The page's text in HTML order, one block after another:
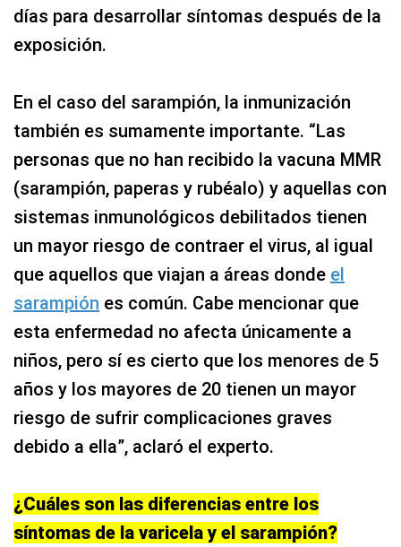
días para desarrollar síntomas después de la
exposición.
En el caso del sarampión, la inmunización
también es sumamente importante. “Las
personas que no han recibido la vacuna MMR
(sarampión, paperas y rubéalo) y aquellas con
sistemas inmunológicos debilitados tienen
un mayor riesgo de contraer el virus, al igual
que aquellos que viajan a áreas donde el
sarampión es común. Cabe mencionar que
esta enfermedad no afecta únicamente a
niños, pero sí es cierto que los menores de 5
años y los mayores de 20 tienen un mayor
riesgo de sufrir complicaciones graves
debido a ella”, aclaró el experto.
¿Cuáles son las diferencias entre los
síntomas de la varicela y el sarampión?